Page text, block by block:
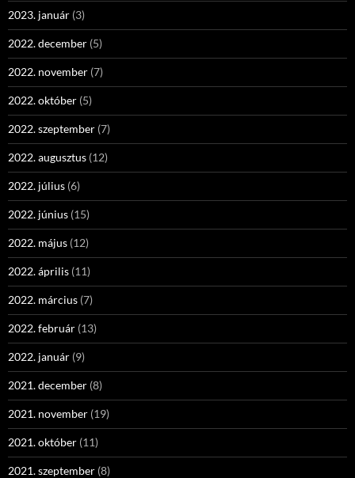
2023. január (3)
2022. december (5)
2022. november (7)
2022. október (5)
2022. szeptember (7)
2022. augusztus (12)
2022. július (6)
2022. június (15)
2022. május (12)
2022. április (11)
2022. március (7)
2022. február (13)
2022. január (9)
2021. december (8)
2021. november (19)
2021. október (11)
2021. szeptember (8)